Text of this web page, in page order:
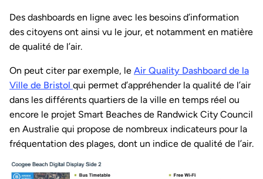
Des dashboards en ligne avec les besoins d’information
des citoyens ont ainsi vu le jour, et notamment en matière
de qualité de l’air.
On peut citer par exemple, le Air Quality Dashboard de la
Ville de Bristol qui permet d’appréhender la qualité de l’air
dans les différents quartiers de la ville en temps réel ou
encore le projet Smart Beaches de Randwick City Council
en Australie qui propose de nombreux indicateurs pour la
fréquentation des plages, dont un indice de qualité de l’air.